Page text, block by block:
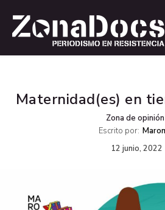
Maternidad(es) en
Zona de opinión
Escrito por:
12 junio, 2022